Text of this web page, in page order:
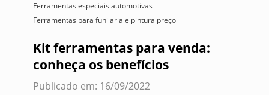
Ferramentas especiais automotivas
Ferramentas para funilaria e pintura preço
Kit ferramentas para venda:
conheça os benefícios
Publicado em: 16/09/2022